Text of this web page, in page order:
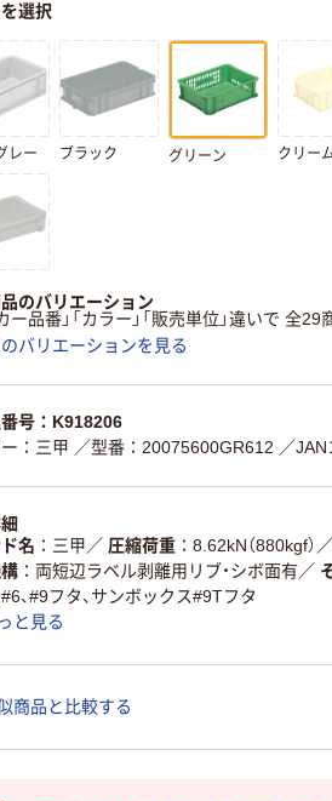
選択
レー ブラック グリーン クリー
のバリエーション
ー品番」「カラー」「販売単位」違いで 全29
バリエーションを見る
号：K918206
：三甲 ／型番：20075600GR612 ／
名
三甲 ／ 圧縮荷重 8.62kN（880kgf） ／
両短辺ラベル剥離用リブ・シボ面有／
、#9フタ、サンボックス#9Tフタ
と見る
商品と比較する